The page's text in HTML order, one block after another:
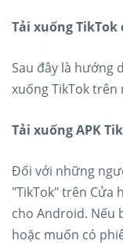
Tải xuống
Sau đây là hướng
xuống TikTok
Tải xuống APK
Đối với những
"TikTok" trên Cửa
cho Android. Nếu
hoặc muốn có